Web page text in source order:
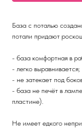
База с поталью
потали придают
- база комфортная в
- легко выравнивается;
- не затекает под
- база не печёт в
пластине).
Не имеет едкого